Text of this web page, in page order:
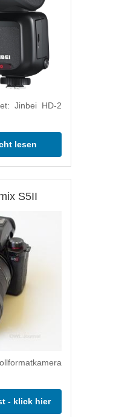
Jinbei HD-2
lesen
S5II
- klick hier